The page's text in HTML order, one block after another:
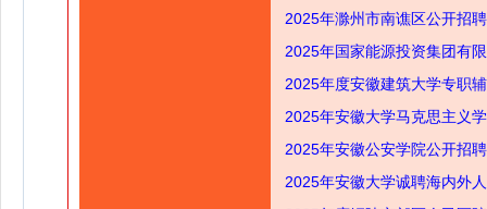
2025年滁州市南谯区公开招
2025年国家能源投资集团有
2025年度安徽建筑大学专职
2025年安徽大学马克思主义
2025年安徽公安学院公开招
2025年安徽大学诚聘海内外